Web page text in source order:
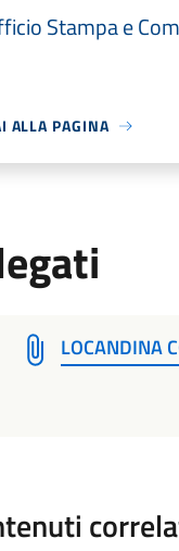
Stampa e
ALLA PAGINA
LOCANDINA